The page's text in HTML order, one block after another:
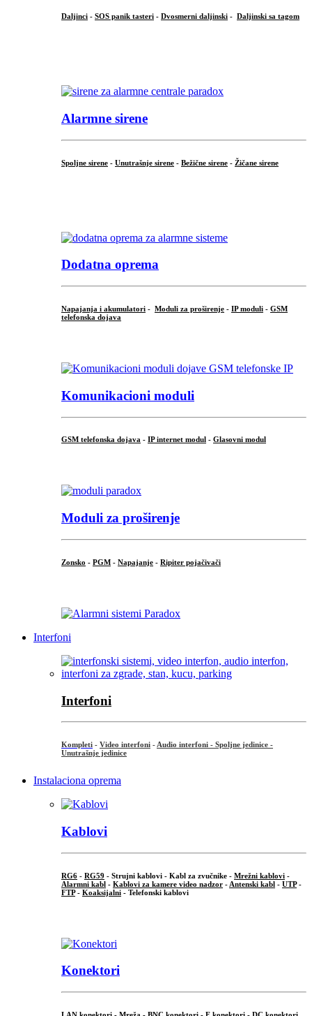
Daljinci - SOS panik tasteri - Dvosmerni daljinski - Daljinski sa tagom
Alarmne sirene
Spoljne sirene - Unutrašnje sirene - Bežične sirene - Žičane sirene
Dodatna oprema
Napajanja i akumulatori - Moduli za proširenje - IP moduli - GSM
telefonska dojava
Komunikacioni moduli
GSM telefonska dojava - IP internet modul - Glasovni modul
Moduli za proširenje
Zonsko - PGM - Napajanje - Ripiter pojačivači
Interfoni
Interfoni
Kompleti - Video interfoni - Audio interfoni - Spoljne jedinice -
Unutrašnje jedinice
Instalaciona oprema
Kablovi
RG6 - RG59 - Strujni kablovi - Kabl za zvučnike - Mrežni kablovi -
Alarmni kabl - Kablovi za kamere video nadzor - Antenski kabl - UTP-
FTP- Koaksijalni - Telefonski kablovi
Konektori